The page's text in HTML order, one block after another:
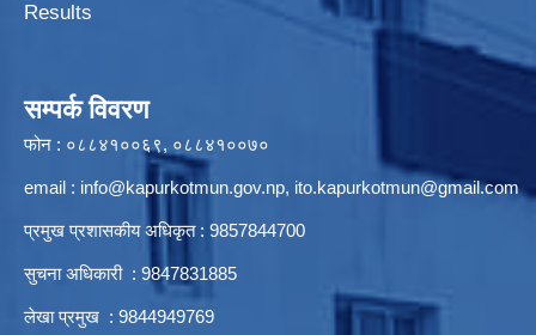
Results
सम्पर्क विवरण
फोन : ०८८४१००६९, ०८८४१००७०
email : info@kapurkotmun.gov.np, ito.kapurkotmun@gmail.com
प्रमुख प्रशासकीय अधिकृत : 9857844700
सुचना अधिकारी : 9847831885
लेखा प्रमुख : 9844949769